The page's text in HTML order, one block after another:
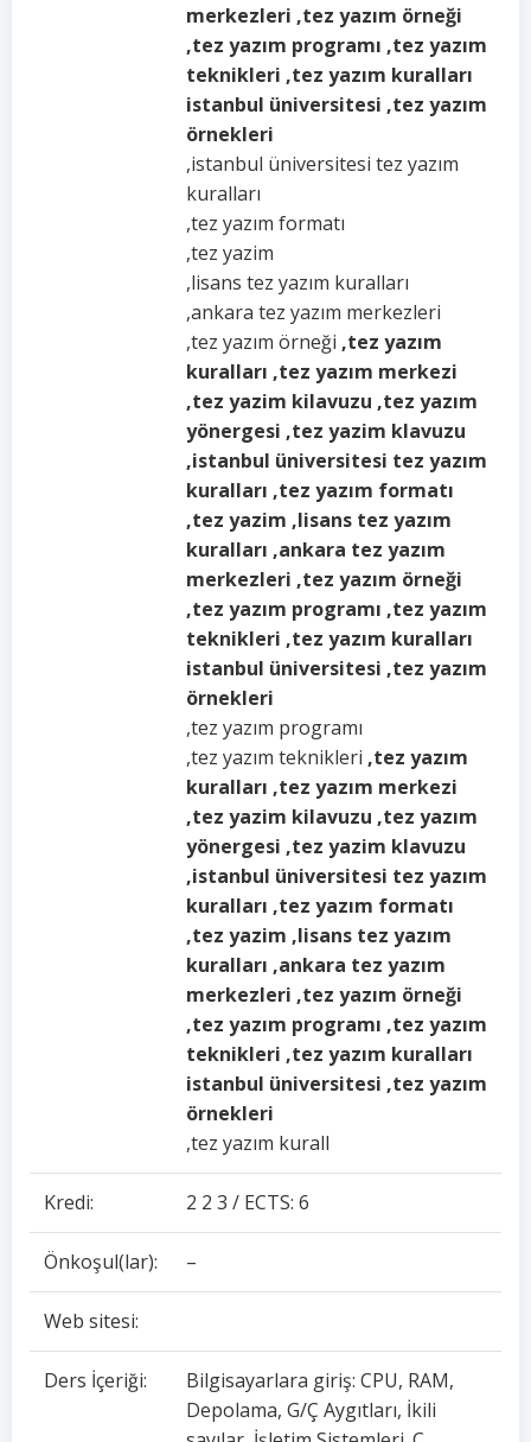
merkezleri ,tez yazım örneği
,tez yazım programı ,tez yazım
teknikleri ,tez yazım kuralları
istanbul üniversitesi ,tez yazım
örnekleri
,istanbul üniversitesi tez yazım
kuralları
,tez yazım formatı
,tez yazim
,lisans tez yazım kuralları
,ankara tez yazım merkezleri
,tez yazım örneği ,tez yazım
kuralları ,tez yazım merkezi
,tez yazim kilavuzu ,tez yazım
yönergesi ,tez yazim klavuzu
,istanbul üniversitesi tez yazım
kuralları ,tez yazım formatı
,tez yazim ,lisans tez yazım
kuralları ,ankara tez yazım
merkezleri ,tez yazım örneği
,tez yazım programı ,tez yazım
teknikleri ,tez yazım kuralları
istanbul üniversitesi ,tez yazım
örnekleri
,tez yazım programı
,tez yazım teknikleri ,tez yazım
kuralları ,tez yazım merkezi
,tez yazim kilavuzu ,tez yazım
yönergesi ,tez yazim klavuzu
,istanbul üniversitesi tez yazım
kuralları ,tez yazım formatı
,tez yazim ,lisans tez yazım
kuralları ,ankara tez yazım
merkezleri ,tez yazım örneği
,tez yazım programı ,tez yazım
teknikleri ,tez yazım kuralları
istanbul üniversitesi ,tez yazım
örnekleri
,tez yazım kurall
Kredi: 2 2 3 / ECTS: 6
Önkoşul(lar): –
Web sitesi:
Ders İçeriği:
Bilgisayarlara giriş: CPU, RAM,
Depolama, G/Ç Aygıtları, İkili